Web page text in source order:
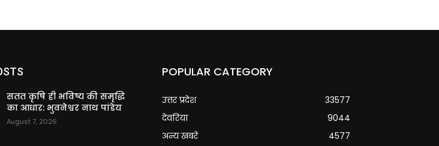
सतत कृषि ही भविष्य की समृद्धि
का आधार: भुवनेश्वर नाथ पांडेय
August 7, 2026
POPULAR CATEGORY
उत्तर प्रदेश
33577
देवरिया
9044
अन्य खबरे
4577